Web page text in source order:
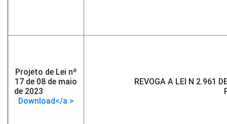
Projeto de Lei nº
17 de 08 de maio
de 2023
Download</a >
REVOGA A LEI N 2.961